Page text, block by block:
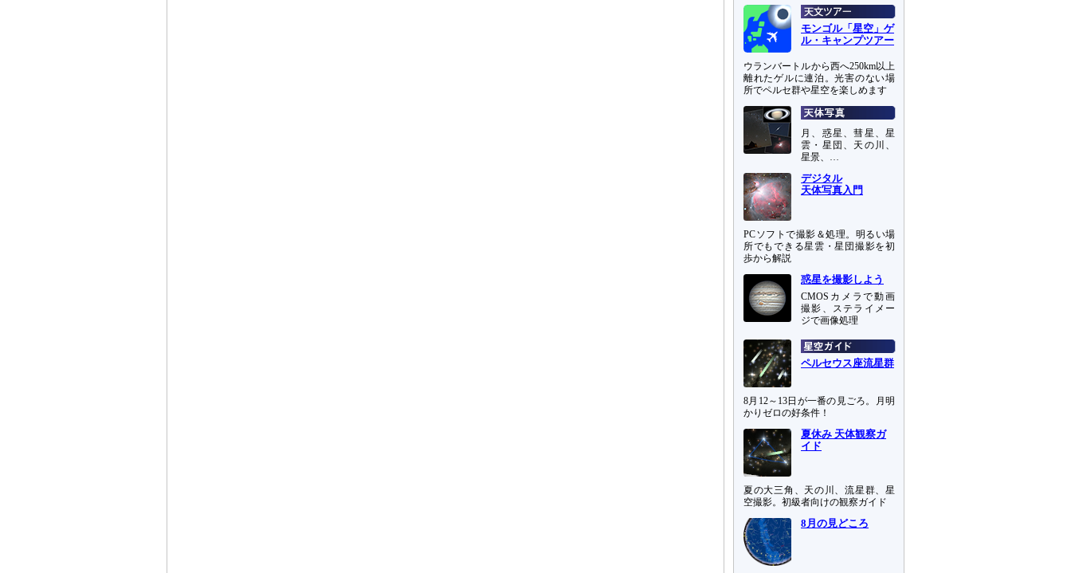
モンゴル「星空」ゲ
ル・キャンプツアー
ウランバートルから西へ250km以上
離れたゲルに連泊。光害のない場
所でペルセ群や星空を楽しめます
月、惑星、彗星、星
雲・星団、天の川、
星景、…
デジタル
天体写真入門
PCソフトで撮影＆処理。明るい場
所でもできる星雲・星団撮影を初
歩から解説
惑星を撮影しよう
CMOSカメラで動画
撮影、ステライメー
ジで画像処理
ペルセウス座流星群
8月12～13日が一番の見ごろ。月明
かりゼロの好条件！
夏休み 天体観察ガ
イド
夏の大三角、天の川、流星群、星
空撮影。初級者向けの観察ガイド
8月の見どころ